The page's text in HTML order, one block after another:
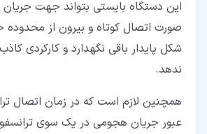
این دستگاه بایستی بتواند جهت جریان
صورت اتصال کوتاه و بیرون از
شکل پایدار باقی نگهدارد و کارکردی
ندهد.
همچنین لازم است که در زمان اتصال
عبور جریان هجومی در یک سوی